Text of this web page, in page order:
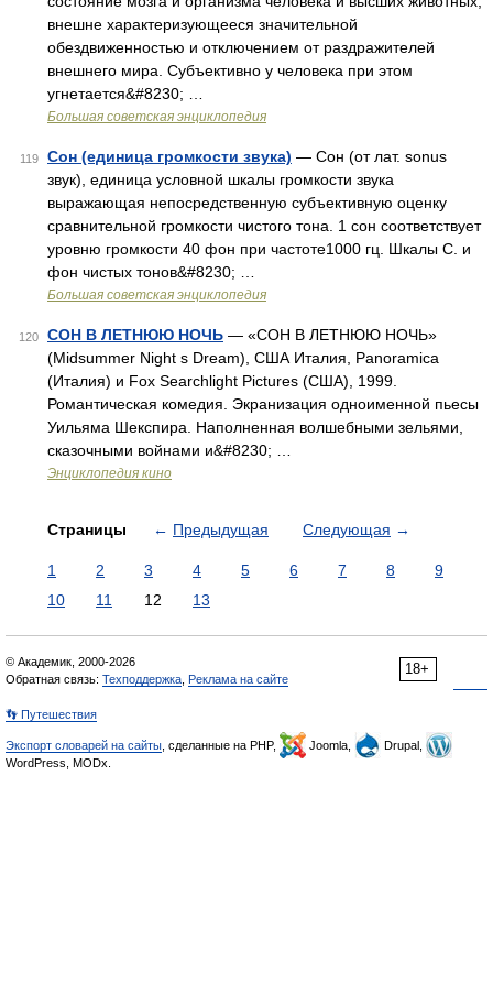
внешне характеризующееся значительной
обездвиженностью и отключением от раздражителей
внешнего мира. Субъективно у человека при этом
угнетается&#8230; …
Большая советская энциклопедия
119 Сон (единица громкости звука) — Сон (от лат. sonus
звук), единица условной шкалы громкости звука
выражающая непосредственную субъективную оценку
сравнительной громкости чистого тона. 1 сон соответствует
уровню громкости 40 фон при частоте1000 гц. Шкалы С. и
фон чистых тонов&#8230; …
Большая советская энциклопедия
120 СОН В ЛЕТНЮЮ НОЧЬ — «СОН В ЛЕТНЮЮ НОЧЬ»
(Midsummer Night s Dream), США Италия, Panoramica
(Италия) и Fox Searchlight Pictures (США), 1999.
Романтическая комедия. Экранизация одноименной пьесы
Уильяма Шекспира. Наполненная волшебными зельями,
сказочными войнами и&#8230; …
Энциклопедия кино
Страницы ← Предыдущая Следующая →
1 2 3 4 5 6 7 8
9
10
11 12 13
18+
© Академик, 2000-2026
Обратная связь: Техподдержка Реклама на сайте
👣 Путешествия
Экспорт словарей на сайты , сделанные на PHP, Joomla,
Drupal,
WordPress, MODx.